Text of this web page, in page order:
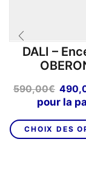
DALI –
590,00€ Le
prix
était :
pour la
CHOIX DES